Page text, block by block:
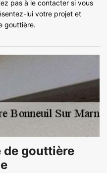
pas à le contacter si vous
lui votre projet et
gouttière.
de gouttière